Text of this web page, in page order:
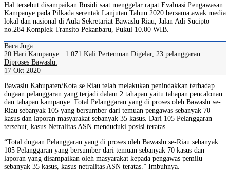
Hal tersebut disampaikan Rusidi saat menggelar rapat Evaluasi Pengawasan
Kampanye pada Pilkada serentak Lanjutan Tahun 2020 bersama awak media
lokal dan nasional di Aula Sekretariat Bawaslu Riau, Jalan Adi Sucipto
no.284 Komplek Transito Pekanbaru, Pukul 10.00 WIB.
Baca Juga
20 Hari Kampanye : 1.071 Kali Pertemuan Digelar, 23 pelanggaran
Diproses Bawaslu.
17 Okt 2020
Bawaslu Kabupaten/Kota se Riau telah melakukan penindakkan terhadap
dugaan pelanggaran yang terjadi dalam 2 tahapan yaitu tahapan pencalonan
dan tahapan kampanye. Total Pelanggaran yang di proses oleh Bawaslu se-
Riau sebanyak 105 yang bersumber dari temuan pengawas sebanyak 70
kasus dan laporan masyarakat sebanyak 35 kasus. Dari 105 Pelanggaran
tersebut, kasus Netralitas ASN menduduki posisi teratas.
“Total dugaan Pelanggaran yang di proses oleh Bawaslu se-Riau sebanyak
105 Pelanggaran yang bersumber dari temuan sebanyak 70 kasus dan
laporan yang disampaikan oleh masyarakat kepada pengawas pemilu
sebanyak 35 kasus, kasus netralitas ASN teratas.” Imbuhnya.